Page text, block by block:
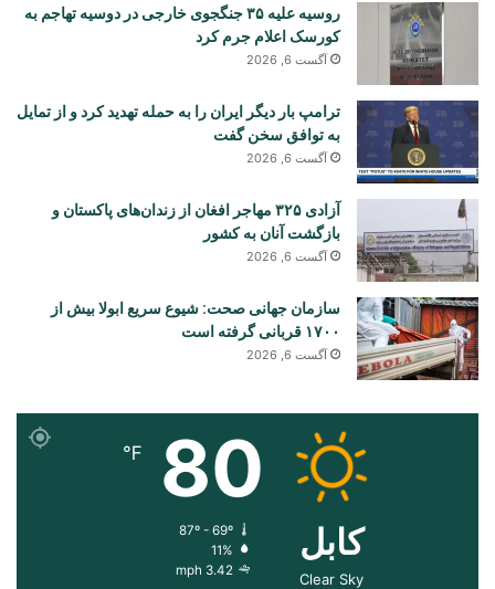
روسیه علیه ۳۵ جنگجوی خارجی در دوسیه تهاجم به
کورسک اعلام جرم کرد
آگست 6, 2026
ترامپ بار دیگر ایران را به حمله تهدید کرد و از تمایل
به توافق سخن گفت
آگست 6, 2026
آزادی ۳۲۵ مهاجر افغان از زندان‌های پاکستان و
بازگشت آنان به کشور
آگست 6, 2026
سازمان جهانی صحت: شیوع سریع ابولا بیش از
۱۷۰۰ قربانی گرفته است
آگست 6, 2026
کابل
Clear Sky
80
℉
87º - 69º
11%
3.42 mph